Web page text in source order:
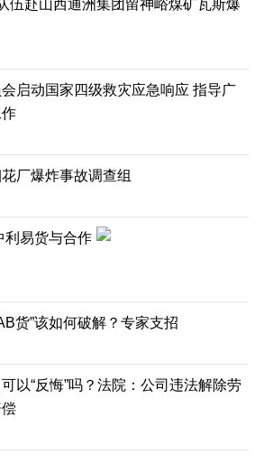
伍赴山西通洲集团留神峪煤矿瓦斯爆
启动国家四级救灾应急响应 指导广
厂爆炸事故调查组
利易货与合作
货”该如何破解？专家支招
以“反悔”吗？法院：公司违法解除劳